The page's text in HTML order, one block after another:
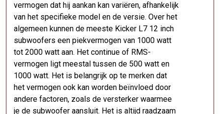
vermogen dat hij aankan kan variëren, afhankelijk
van het specifieke model en de versie. Over het
algemeen kunnen de meeste Kicker L7 12 inch
subwoofers een piekvermogen van 1000 watt
tot 2000 watt aan. Het continue of RMS-
vermogen ligt meestal tussen de 500 watt en
1000 watt. Het is belangrijk op te merken dat
het vermogen ook kan worden beïnvloed door
andere factoren, zoals de versterker waarmee
je de subwoofer aansluit. Het is altijd raadzaam